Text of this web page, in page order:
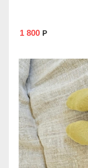
1 800 Р